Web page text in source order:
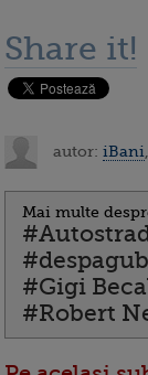
Share it!
autor: iBani
Mai multe
#Gigi
#Robert